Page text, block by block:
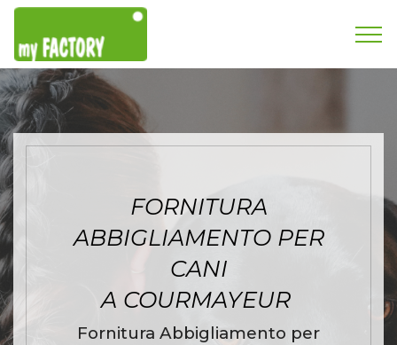
FORNITURA
ABBIGLIAMENTO PER
CANI
A COURMAYEUR
Fornitura Abbigliamento per